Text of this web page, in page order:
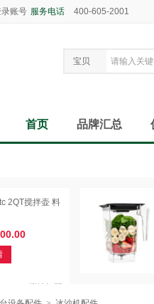
账号 服务电话 400-605-2001
宝贝
首页 品牌汇总
2QT搅拌壶 料